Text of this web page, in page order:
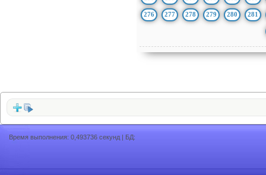
276 277 278 279 280 281
Время выполнения: 0,493736 секунд | БД: